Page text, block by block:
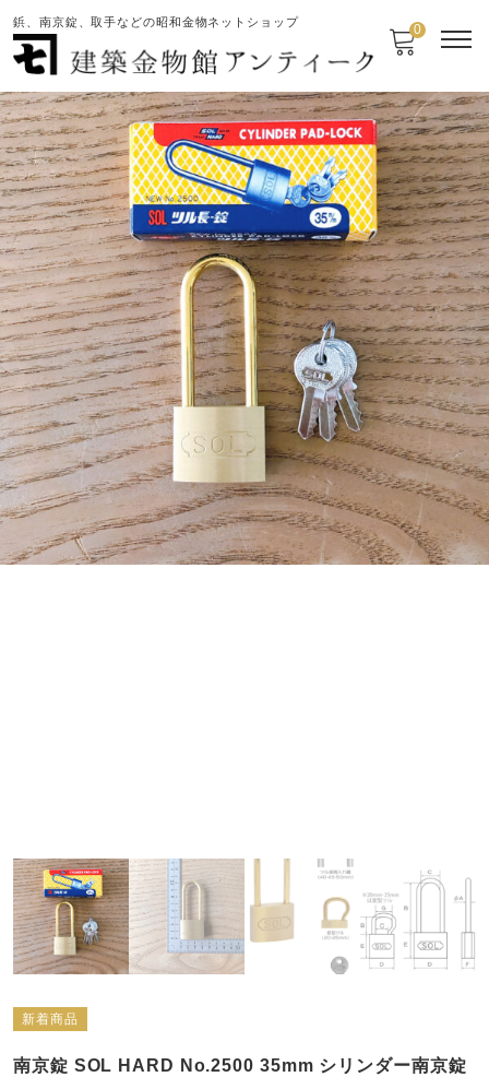
鋲、南京錠、取手などの昭和金物ネットショップ 0
新着商品
南京錠 SOL HARD No.2500 35mm シリンダー南京錠